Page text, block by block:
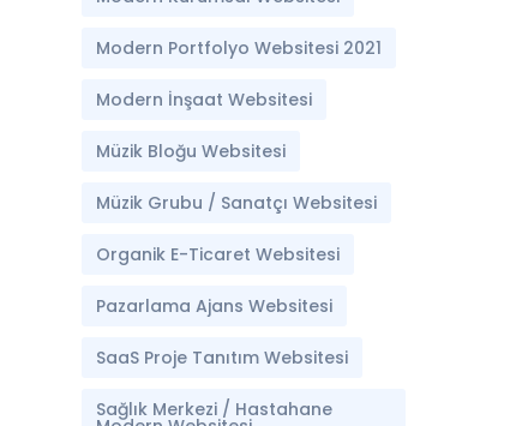
Modern Portfolyo Websitesi 2021
Modern İnşaat Websitesi
Müzik Bloğu Websitesi
Müzik Grubu / Sanatçı Websitesi
Organik E-Ticaret Websitesi
Pazarlama Ajans Websitesi
SaaS Proje Tanıtım Websitesi
Sağlık Merkezi / Hastahane